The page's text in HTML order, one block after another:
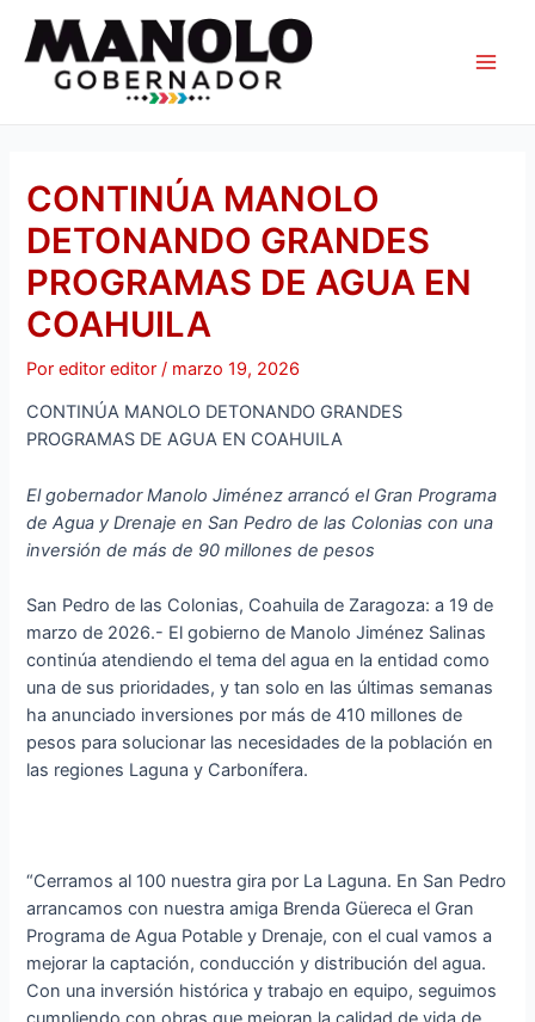
contenido
CONTINÚA MANOLO
DETONANDO GRANDES
PROGRAMAS DE AGUA EN
COAHUILA
Poreditor editor/ marzo 19, 2026
CONTINÚA MANOLO DETONANDO GRANDES
PROGRAMAS DE AGUA EN COAHUILA
El gobernador Manolo Jiménez arrancó el Gran Programa
de Agua y Drenaje en San Pedro de las Colonias con una
inversión de más de 90 millones de pesos
San Pedro de las Colonias, Coahuila de Zaragoza: a 19 de
marzo de 2026.- El gobierno de Manolo Jiménez Salinas
continúa atendiendo el tema del agua en la entidad como
una de sus prioridades, y tan solo en las últimas semanas
ha anunciado inversiones por más de 410 millones de
pesos para solucionar las necesidades de la población en
las regiones Laguna y Carbonífera.
“Cerramos al 100 nuestra gira por La Laguna. En San Pedro
arrancamos con nuestra amiga Brenda Güereca el Gran
Programa de Agua Potable y Drenaje, con el cual vamos a
mejorar la captación, conducción y distribución del agua.
Con una inversión histórica y trabajo en equipo, seguimos
de
entradas